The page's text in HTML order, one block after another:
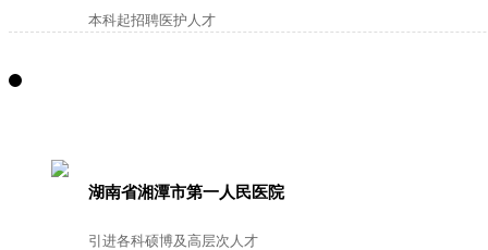
本科起招聘医护人才
湖南省湘潭市第一人民医院
引进各科硕博及高层次人才